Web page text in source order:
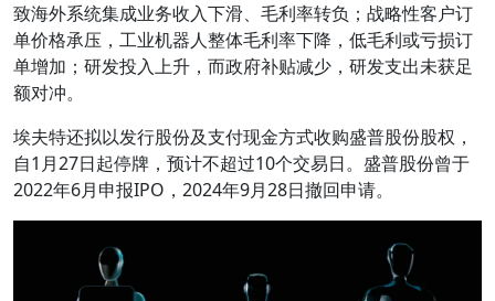
致海外系统集成业务收入下滑、毛利率转负；战略性客户订
单价格承压，工业机器人整体毛利率下降，低毛利或亏损订
单增加；研发投入上升，而政府补贴减少，研发支出未获足
额对冲。
埃夫特还拟以发行股份及支付现金方式收购盛普股份股权，
自1月27日起停牌，预计不超过10个交易日。盛普股份曾于
2022年6月申报IPO，2024年9月28日撤回申请。